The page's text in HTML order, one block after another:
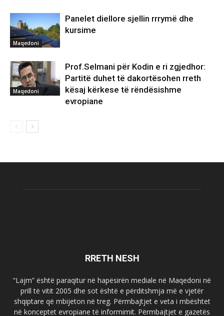
Maqedoni
Panelet diellore sjellin rrrymë dhe
kursime
Maqedoni
Prof.Selmani për Kodin e ri zgjedhor:
Partitë duhet të dakortësohen rreth
kësaj kërkese të rëndësishme
evropiane
RRETH NESH
“Lajm” është paraqitur në hapësirën mediale në Maqedoni në
prill të vitit 2005 dhe sot është e përditshmja më e vjetër
shqiptare që mbijeton në treg. Përmbajtjet e veta i mbështet
në konceptet evropiane të informimit. Përmbajtjet e gazetës